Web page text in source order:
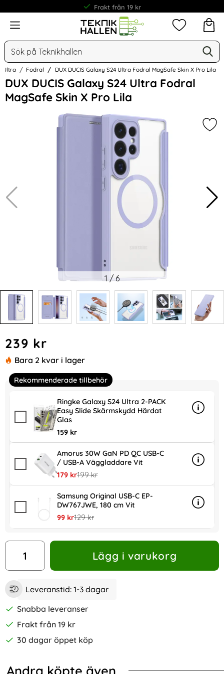
Frakt från 19 kr
Meny
Sök
Mina
Ultra Fodral DUX DUCIS Galaxy S24 Ultra Fodral MagSafe Skin X Pro Lila
DUX DUCIS Galaxy S24 Ultra Fodral
MagSafe Skin X Pro Lila
Hoppa
över
Bilder
1 /6
pris
239 kr
Bara 2 kvar i lager
Rekommenderade tillbehör
Ringke Galaxy S24 Ultra 2-PACK
Easy Slide Skärmskydd Härdat
Glas
159 kr
Info
mer
Amorus 30W GaN PD QC USB-C
/ USB-A Väggladdare Vit
rea pris
179 krtidigare pris
199 kr
Info
mer
Samsung Original USB-C EP-
DW767JWE, 180 cm Vit
rea pris
99 krtidigare pris
129 kr
Info
mer
antal
Lägg i varukorg
Leveranstid: 1-3 dagar
Snabba leveranser
Frakt från 19 kr
30 dagar öppet köp
Andra köpte även